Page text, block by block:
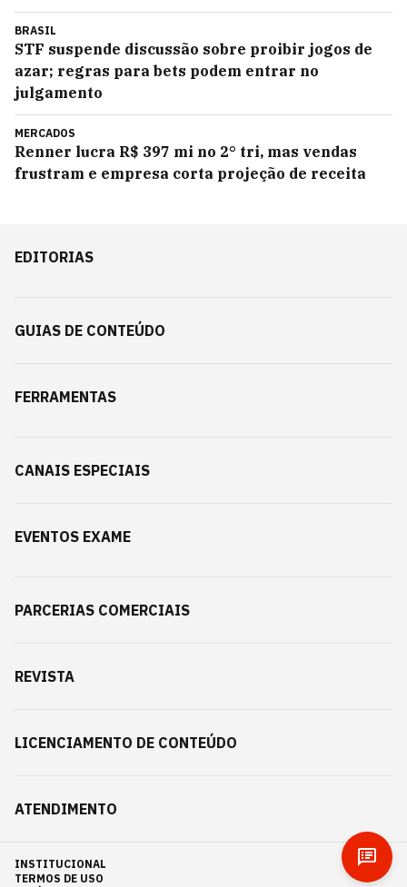
BRASIL
STF suspende discussão sobre proibir jogos de
azar; regras para bets podem entrar no
julgamento
MERCADOS
Renner lucra R$ 397 mi no 2° tri, mas vendas
frustram e empresa corta projeção de receita
EDITORIAS
GUIAS DE CONTEÚDO
FERRAMENTAS
CANAIS ESPECIAIS
EVENTOS EXAME
PARCERIAS COMERCIAIS
REVISTA
LICENCIAMENTO DE CONTEÚDO
ATENDIMENTO
INSTITUCIONAL
TERMOS DE USO